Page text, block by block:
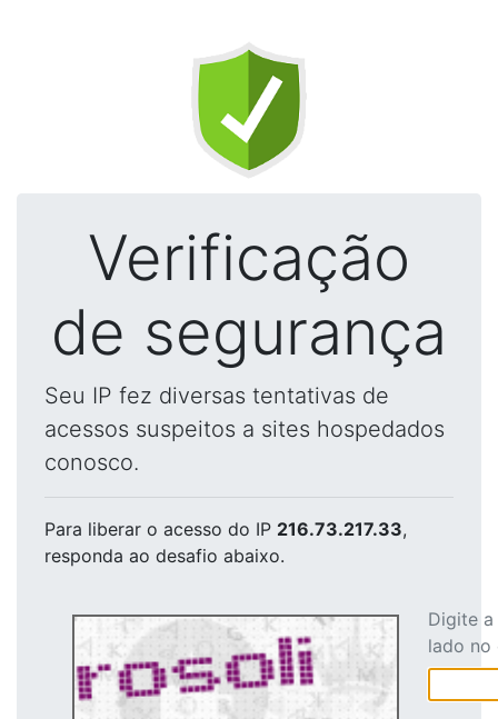
Verificação
de segurança
Seu IP fez diversas tentativas de
acessos suspeitos a sites hospedados
conosco.
Para liberar o acesso do IP 216.73.217.33,
responda ao desafio abaixo.
Digite
lado no